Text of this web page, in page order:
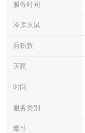
服务时间
冷库灭鼠
面积数
灭鼠
时间
服务类别
毒性